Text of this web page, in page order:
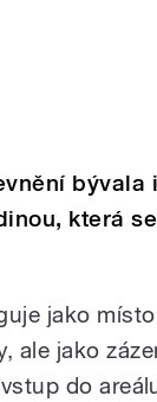
bývala
která
jako
ale jako
do